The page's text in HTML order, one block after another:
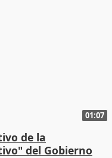
01:07
de la
del Gobierno